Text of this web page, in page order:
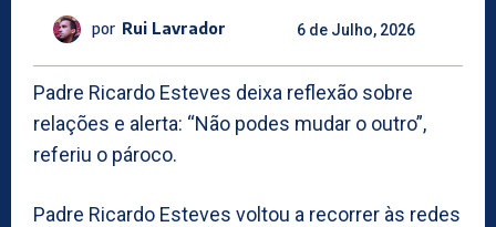
por Rui Lavrador 6 de Julho, 2026
Padre Ricardo Esteves deixa reflexão sobre
relações e alerta: “Não podes mudar o outro”,
referiu o pároco.
Padre Ricardo Esteves voltou a recorrer às redes